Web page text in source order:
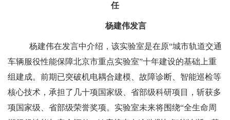
任
杨建伟发言
杨建伟在发言中介绍，该实验室是在原“城市轨道交通
车辆服役性能保障北京市重点实验室”十年建设的基础上重
组建成。前期已突破机电耦合建模、故障诊断、智能巡检等
核心技术，承担了几十项国家级、省部级科研项目，斩获多
项国家级、省部级荣誉奖项。实验室未来将围绕“全生命周